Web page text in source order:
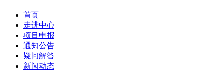
首页
走进中心
项目申报
通知公告
疑问解答
新闻动态